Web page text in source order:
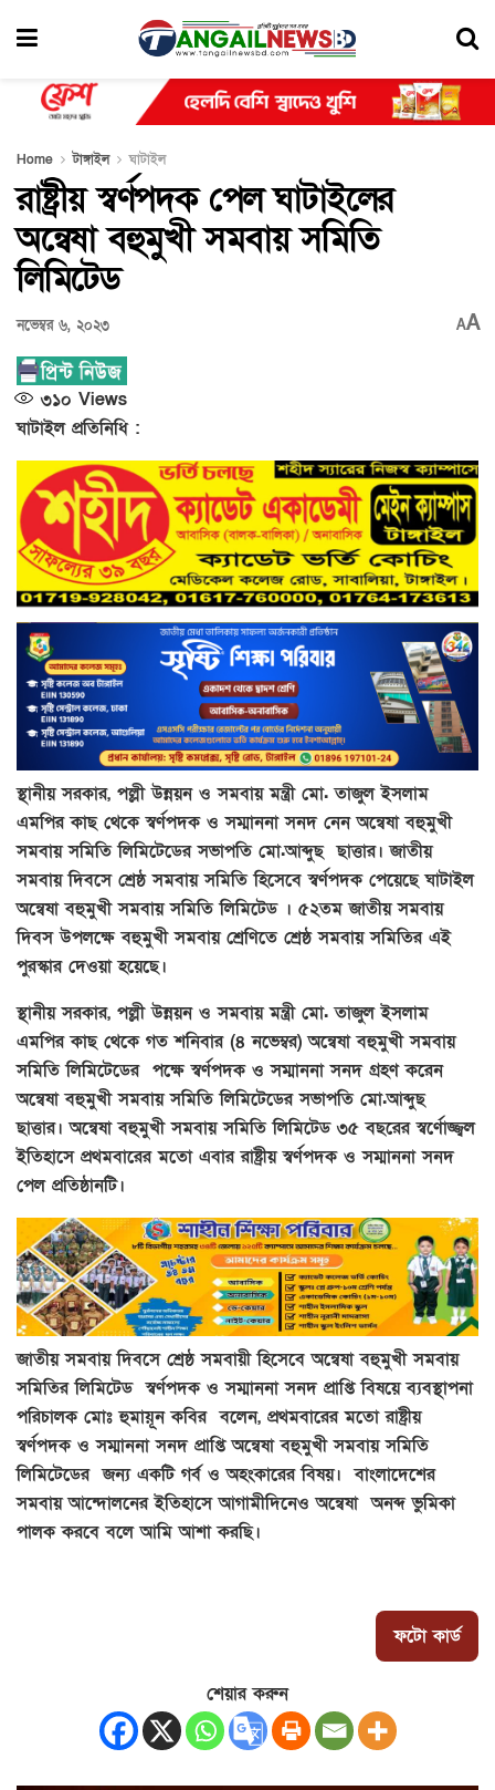
Home টাঙ্গাইল ঘাটাইল
রাষ্ট্রীয় স্বর্ণপদক পেল ঘাটাইলের
অন্বেষা বহুমুখী সমবায় সমিতি
লিমিটেড
নভেম্বর ৬, ২০২৩ AA
৩১০ Views
ঘাটাইল প্রতিনিধি :
স্থানীয় সরকার, পল্লী উন্নয়ন ও সমবায় মন্ত্রী মো. তাজুল ইসলাম
এমপির কাছ থেকে স্বর্ণপদক ও সম্মাননা সনদ নেন অন্বেষা বহুমুখী
সমবায় সমিতি লিমিটেডের সভাপতি মো.আব্দুছ ছাত্তার। জাতীয়
সমবায় দিবসে শ্রেষ্ঠ সমবায় সমিতি হিসেবে স্বর্ণপদক পেয়েছে ঘাটাইল
অন্বেষা বহুমুখী সমবায় সমিতি লিমিটেড । ৫২তম জাতীয় সমবায়
দিবস উপলক্ষে বহুমুখী সমবায় শ্রেণিতে শ্রেষ্ঠ সমবায় সমিতির এই
পুরস্কার দেওয়া হয়েছে।
স্থানীয় সরকার, পল্লী উন্নয়ন ও সমবায় মন্ত্রী মো. তাজুল ইসলাম
এমপির কাছ থেকে গত শনিবার (৪ নভেম্বর) অন্বেষা বহুমুখী সমবায়
সমিতি লিমিটেডের পক্ষে স্বর্ণপদক ও সম্মাননা সনদ গ্রহণ করেন
অন্বেষা বহুমুখী সমবায় সমিতি লিমিটেডের সভাপতি মো.আব্দুছ
ছাত্তার। অন্বেষা বহুমুখী সমবায় সমিতি লিমিটেড ৩৫ বছরের স্বর্ণোজ্জ্বল
ইতিহাসে প্রথমবারের মতো এবার রাষ্ট্রীয় স্বর্ণপদক ও সম্মাননা সনদ
পেল প্রতিষ্ঠানটি।
জাতীয় সমবায় দিবসে শ্রেষ্ঠ সমবায়ী হিসেবে অন্বেষা বহুমুখী সমবায়
সমিতির লিমিটেড স্বর্ণপদক ও সম্মাননা সনদ প্রাপ্তি বিষয়ে ব্যবস্থাপনা
পরিচালক মোঃ হুমায়ূন কবির বলেন, প্রথমবারের মতো রাষ্ট্রীয়
স্বর্ণপদক ও সম্মাননা সনদ প্রাপ্তি অন্বেষা বহুমুখী সমবায় সমিতি
লিমিটেডের জন্য একটি গর্ব ও অহংকারের বিষয়। বাংলাদেশের
সমবায় আন্দোলনের ইতিহাসে আগামীদিনেও অন্বেষা অনব্দ ভুমিকা
পালক করবে বলে আমি আশা করছি।
ফটো কার্ড
শেয়ার করুন